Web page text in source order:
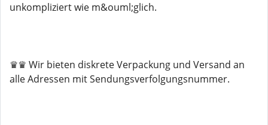
unkompliziert wie m&ouml;glich.
♛♛ Wir bieten diskrete Verpackung und Versand an
alle Adressen mit Sendungsverfolgungsnummer.